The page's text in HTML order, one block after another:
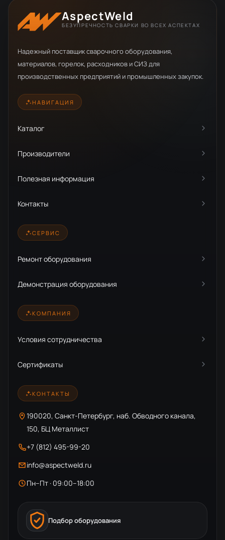
AspectWeld
БЕЗУПРЕЧНОСТЬ СВАРКИ ВО ВСЕХ АСПЕКТАХ
Надежный поставщик сварочного оборудования,
материалов, горелок, расходников и СИЗ для
производственных предприятий и промышленных закупок.
НАВИГАЦИЯ
Каталог
Производители
Полезная информация
Контакты
СЕРВИС
Ремонт оборудования
Демонстрация оборудования
КОМПАНИЯ
Условия сотрудничества
Сертификаты
КОНТАКТЫ
190020, Санкт-Петербург, наб. Обводного канала,
150, БЦ Металлист
+7 (812) 495-99-20
info@aspectweld.ru
Пн–Пт · 09:00–18:00
Подбор оборудования